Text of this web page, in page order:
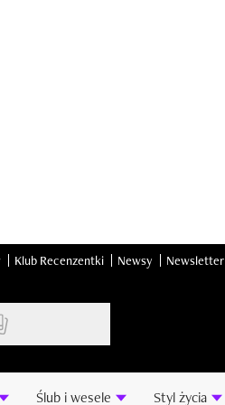
Klub Recenzentki Newsy Newsletter
Ślub i wesele Styl życia